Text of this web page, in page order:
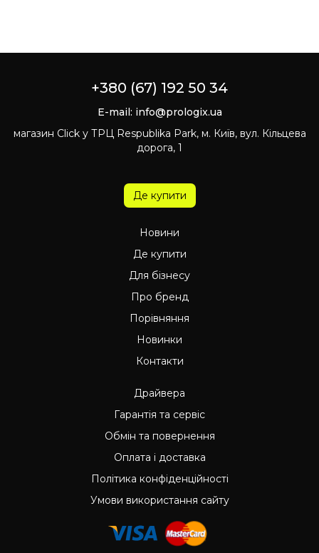
+380 (67) 192 50 34
E-mail: info@prologix.ua
магазин Click у ТРЦ Respublika Park, м. Київ, вул. Кільцева
дорога, 1
Де купити
Новини
Де купити
Для бізнесу
Про бренд
Порівняння
Новинки
Контакти
Драйвера
Гарантія та сервіс
Обмін та повернення
Оплата і доставка
Політика конфіденційності
Умови використання сайту